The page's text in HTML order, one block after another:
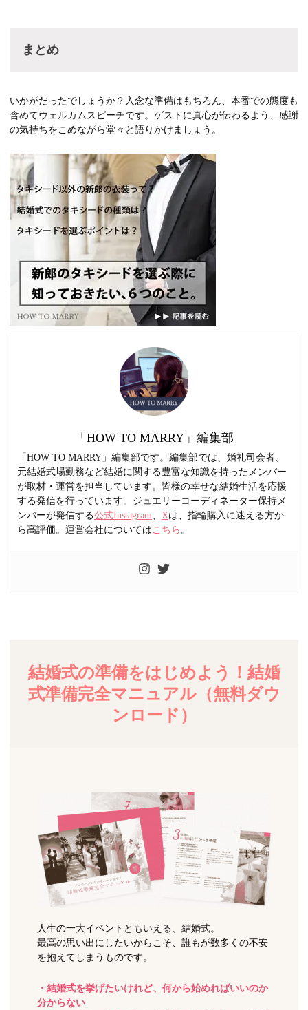
まとめ
いかがだったでしょうか？入念な準備はもちろん、本番での態度も
含めてウェルカムスピーチです。ゲストに真心が伝わるよう、感謝
の気持ちをこめながら堂々と語りかけましょう。
「HOW TO MARRY」編集部
「HOW TO MARRY」編集部です。編集部では、婚礼司会者、
元結婚式場勤務など結婚に関する豊富な知識を持ったメンバー
が取材・運営を担当しています。皆様の幸せな結婚生活を応援
する発信を行っています。ジュエリーコーディネーター保持メ
ンバーが発信する公式Instagram Xは、指輪購入に迷える方か
ら高評価。運営会社については こちら 。
結婚式の準備をはじめよう！結婚
式準備完全マニュアル（無料ダウ
ンロード）
人生の一大イベントともいえる、結婚式。
最高の思い出にしたいからこそ、誰もが数多くの不安
を抱えてしまうものです。
・結婚式を挙げたいけれど、何から始めればいいのか
分からない